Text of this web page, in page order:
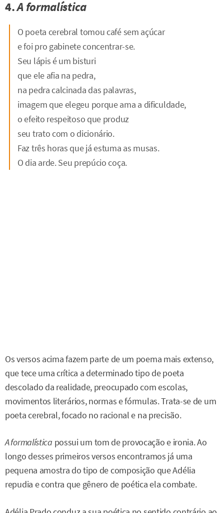
4.A formalística
O poeta cerebral tomou café sem açúcar
e foi pro gabinete concentrar-se.
Seu lápis é um bisturi
que ele afia na pedra,
na pedra calcinada das palavras,
imagem que elegeu porque ama a dificuldade,
o efeito respeitoso que produz
seu trato com o dicionário.
Faz três horas que já estuma as musas.
O dia arde. Seu prepúcio coça.
Os versos acima fazem parte de um poema mais extenso,
que tece uma crítica a determinado tipo de poeta
descolado da realidade, preocupado com escolas,
movimentos literários, normas e fórmulas. Trata-se de um
poeta cerebral, focado no racional e na precisão.
A formalística possui um tom de provocação e ironia. Ao
longo desses primeiros versos encontramos já uma
pequena amostra do tipo de composição que Adélia
repudia e contra que gênero de poética ela combate.